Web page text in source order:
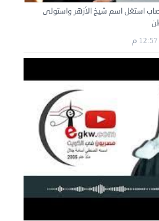
استغل اسم شيخ الأزهر واستولى